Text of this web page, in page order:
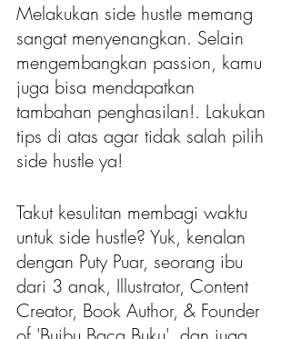
Melakukan side hustle memang
sangat menyenangkan. Selain
mengembangkan passion, kamu
juga bisa mendapatkan
tambahan penghasilan!. Lakukan
tips di atas agar tidak salah pilih
side hustle ya!
Takut kesulitan membagi waktu
untuk side hustle? Yuk, kenalan
dengan Puty Puar, seorang ibu
dari 3 anak, Illustrator, Content
Creator, Book Author, & Founder